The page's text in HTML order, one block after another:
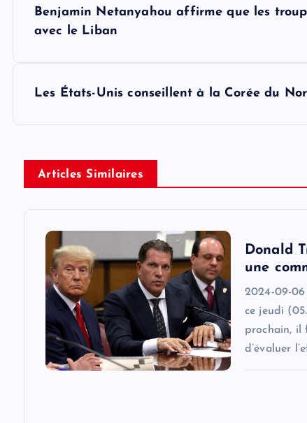
n
a
Benjamin Netanyahou affirme que les
avec le Liban
Les États-Unis conseillent à la Corée du
Articles Similaires
Donald
une
2024-09-06
ce jeudi
prochain, il
d’évaluer